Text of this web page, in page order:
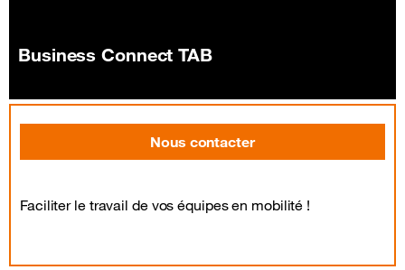
Business Connect TAB
Nous contacter
Faciliter le travail de vos équipes en mobilité !